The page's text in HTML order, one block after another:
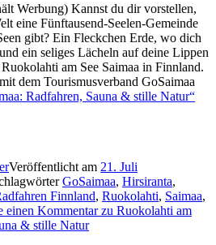
Werbung) Kannst du dir vorstellen,
eine Fünftausend-Seelen-Gemeinde
gibt? Ein Fleckchen Erde, wo dich
ein seliges Lächeln auf deine Lippen
am See Saimaa in Finnland.
dem Tourismusverband GoSaimaa
Radfahren, Sauna & stille Natur“
Veröffentlicht am 21. Juli
GoSaimaa, Hirsiranta,
Finnland, Ruokolahti, Saimaa,
einen Kommentarzu Ruokolahti am
& stille Natur